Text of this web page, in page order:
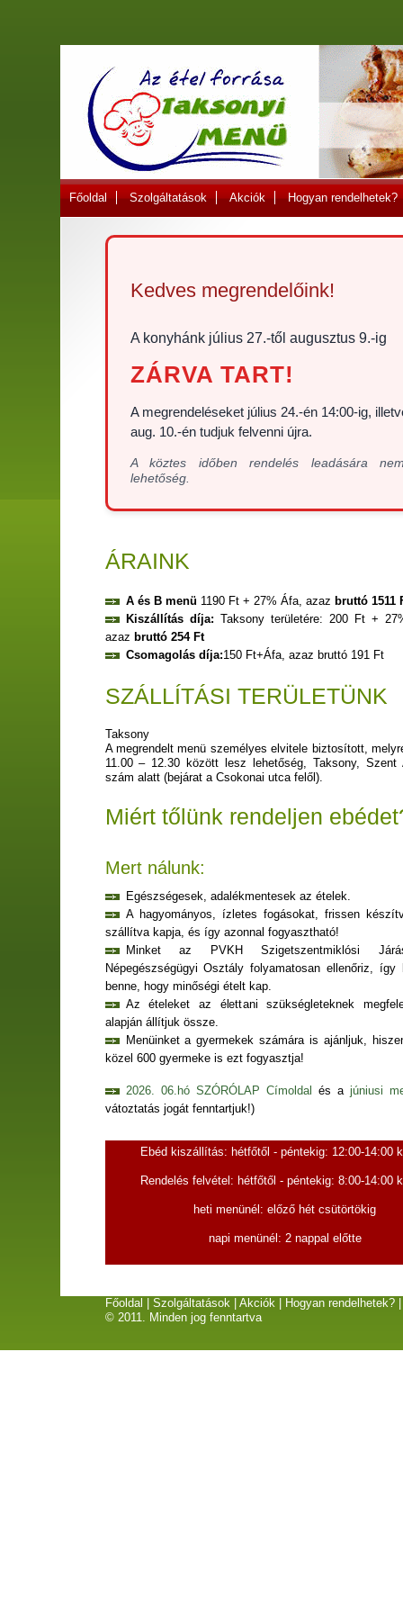
Főoldal Szolgáltatások Akciók Hogyan rendelhetek?
Kedves megrendelőink!
A konyhánk július 27.-től augusztus 9.-ig
ZÁRVA TART!
A megrendeléseket július 24.-én 14:00-ig,
aug. 10.-éntudjuk felvenni újra.
A köztes időben rendelés leadására
lehetőség.
ÁRAINK
A és B menü 1190 Ft + 27% Áfa, azaz bruttó 1511
Kiszállítás díja: Taksony területére: 200 Ft +
azaz bruttó 254 Ft
Csomagolás díja:150 Ft+Áfa, azaz bruttó 191 Ft
SZÁLLÍTÁSI TERÜLETÜNK
Taksony
A megrendelt menü személyes elvitele biztosított,
11.00 – 12.30 között lesz lehetőség, Taksony, Szent
szám alatt (bejárat a Csokonai utca felől).
Miért tőlünk rendeljen
Mert nálunk:
Egészségesek, adalékmentesek az ételek.
A hagyományos, ízletes fogásokat, frissen
szállítva kapja, és így azonnal fogyasztható!
Minket az PVKH Szigetszentmiklósi
Népegészségügyi Osztály folyamatosan ellenőriz, így
benne, hogy minőségi ételt kap.
Az ételeket az élettani szükségleteknek
alapján állítjuk össze.
Menüinket a gyermekek számára is ajánljuk,
közel 600 gyermeke is ezt fogyasztja!
2026. 06.hó SZÓRÓLAP Címoldal és a júniusi
vátoztatás jogát fenntartjuk!)
Ebéd kiszállítás: hétfőtől - péntekig: 12:00-14:00
Rendelés felvétel: hétfőtől - péntekig: 8:00-14:00
heti menünél: előző hét csütörtökig
napi menünél: 2 nappal előtte
Főoldal Szolgáltatások| Akciók| Hogyan rendelhetek?
© 2011. Minden jog fenntartva